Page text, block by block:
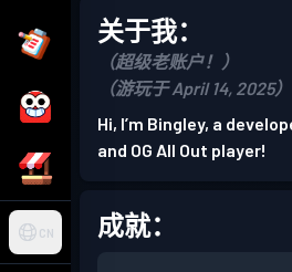
CN
关于我：
（超级老账户！）
（游玩于 April 14, 2025）
Hi, I’m Bingley, a
and OG All Out player!
成就：